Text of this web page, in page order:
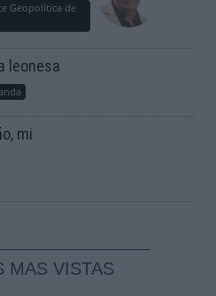
Geopolítica de
leonesa
mi
MAS VISTAS